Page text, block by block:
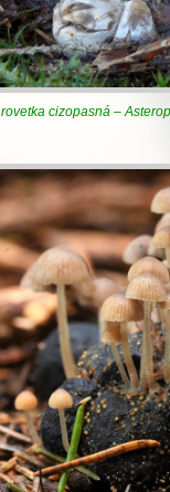
rovetka cizopasná –